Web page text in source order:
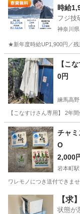
時給
フジ技
神奈川
★新年度時給UP1,900円／
神奈川 藤沢市 そ
【こ
0円
練馬高
【こなすけさん専用】 2年
東京 練馬区
チャ
O
2,000
岩本町駅
ワレモノにつき送付できま
東京 千代田区 岩
【求
状態が